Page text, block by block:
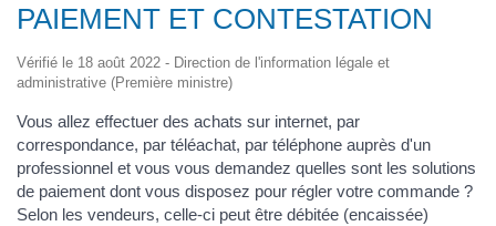
PAIEMENT ET CONTESTATION
Vérifié le 18 août 2022 - Direction de l'information légale et
administrative (Première ministre)
Vous allez effectuer des achats sur internet, par
correspondance, par téléachat, par téléphone auprès d'un
professionnel et vous vous demandez quelles sont les solutions
de paiement dont vous disposez pour régler votre commande ?
Selon les vendeurs, celle-ci peut être débitée (encaissée)